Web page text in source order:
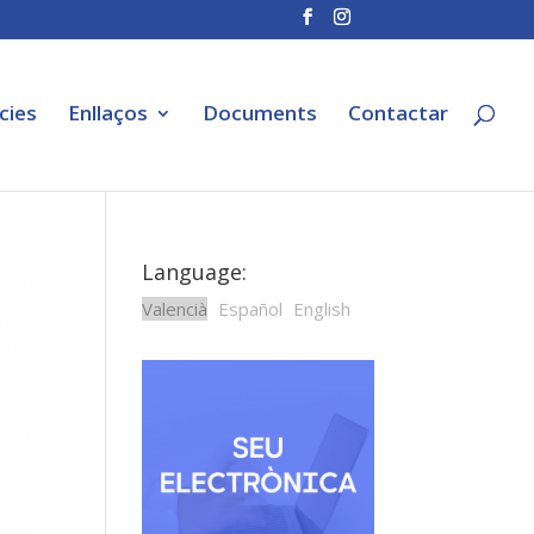
Enllaços Documents Contactar
Language:
Valencià Español English